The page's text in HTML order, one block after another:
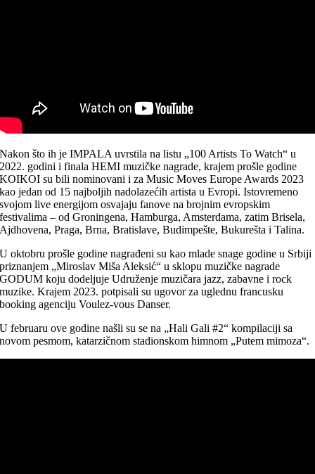
Nakon što ih je IMPALA uvrstila na listu „100 Artists To Watch“ u
2022. godini i finala HEMI muzičke nagrade, krajem prošle godine
KOIKOI su bili nominovani i za Music Moves Europe Awards 2023
kao jedan od 15 najboljih nadolazećih artista u Evropi. Istovremeno
svojom live energijom osvajaju fanove na brojnim evropskim
festivalima – od Groningena, Hamburga, Amsterdama, zatim Brisela,
Ajdhovena, Praga, Brna, Bratislave, Budimpešte, Bukurešta i Talina.
U oktobru prošle godine nagrađeni su kao mlade snage godine u Srbiji
priznanjem „Miroslav Miša Aleksić“ u sklopu muzičke nagrade
GODUM koju dodeljuje Udruženje muzičara jazz, zabavne i rock
muzike. Krajem 2023. potpisali su ugovor za uglednu francusku
booking agenciju Voulez-vous Danser.
U februaru ove godine našli su se na „Hali Gali #2“ kompilaciji sa
novom pesmom, katarzičnom stadionskom himnom „Putem mimoza“.